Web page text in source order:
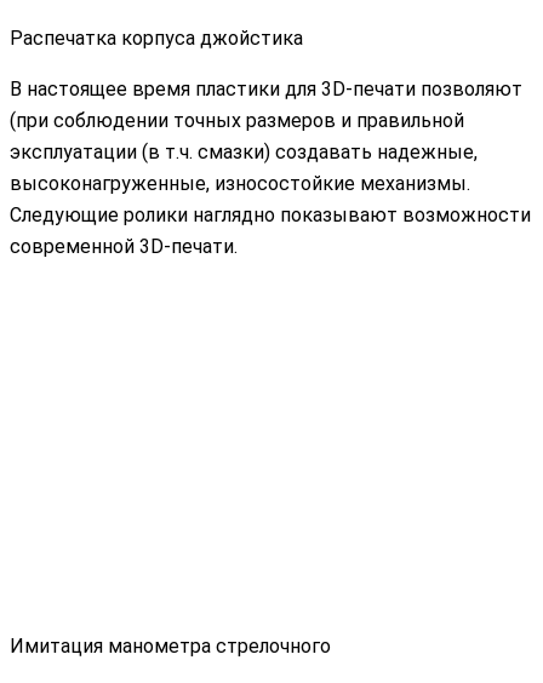
Распечатка корпуса джойстика
В настоящее время пластики для 3D-печати позволяют
(при соблюдении точных размеров и правильной
эксплуатации (в т.ч. смазки) создавать надежные,
высоконагруженные, износостойкие механизмы.
Следующие ролики наглядно показывают возможности
современной 3D-печати.
Имитация манометра стрелочного